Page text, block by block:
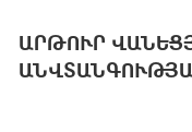
ԱՐԹՈՒՐ